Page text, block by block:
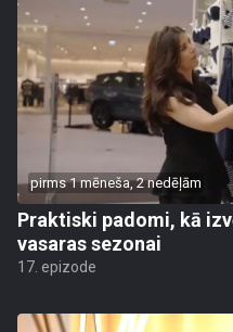
pirms 1 mēneša, 2 nedēļām
Praktiski padomi, kā
vasaras sezonai
17. epizode